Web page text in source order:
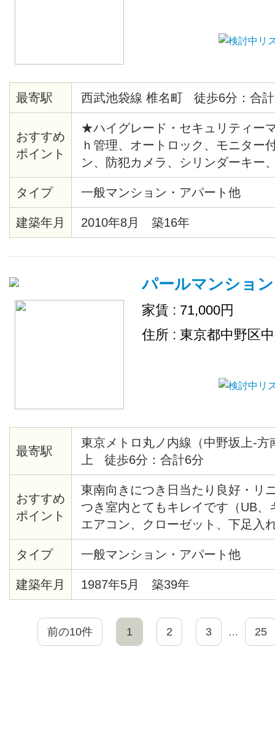
最寄駅 西武池袋線 椎名町 徒歩6分：合
おすすめ
ポイント
★ハイグレード・セキュリティ
ｈ管理、オートロック、モニター
ン、防犯カメラ、シリンダーキー
報システム、給湯、バストイレ別
座、角部屋、出窓、バルコニー、
ア、各居室照明、ピクチャーレー
ステム、クローゼット、シューズ
敷地内ごみ置き場、ネット使用料
タイプ 一般マンション・アパート他
建築年月 2010年8月 築16年
パールマンション
家賃 : 71,000円
住所 : 東京都中野区
最寄駅
東京メトロ丸ノ内線（中野坂上-方
上 徒歩6分：合計6分
おすすめ
ポイント
東南向きにつき日当たり良好・リ
つき室内とてもキレイです（UB、
エアコン、クローゼット、下足入
アタイル材等々）・共用部分にセ
あり・モニター付オートロック・
見えます。２/２８までに契約完
です。
タイプ 一般マンション・アパート他
建築年月 1987年5月 築39年
前の10件 1 2 3 … 25